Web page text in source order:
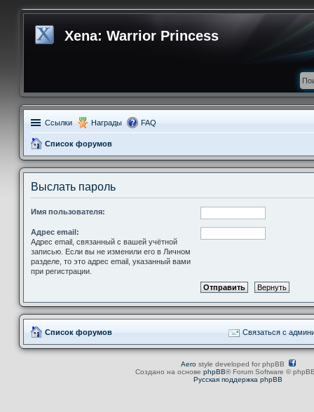
Xena: Warrior Princess
Ссылки Награды FAQ
Список форумов
Выслать пароль
Имя пользователя:
Адрес email:
Адрес email, связанный с вашей учётной
записью. Если вы не изменили его в Личном
разделе, то это адрес email, указанный вами
при регистрации.
Список форумов Связаться с
Aerostyle developed for phpBB
Создано на основе phpBB® Forum Software ©
Русская поддержка phpBB